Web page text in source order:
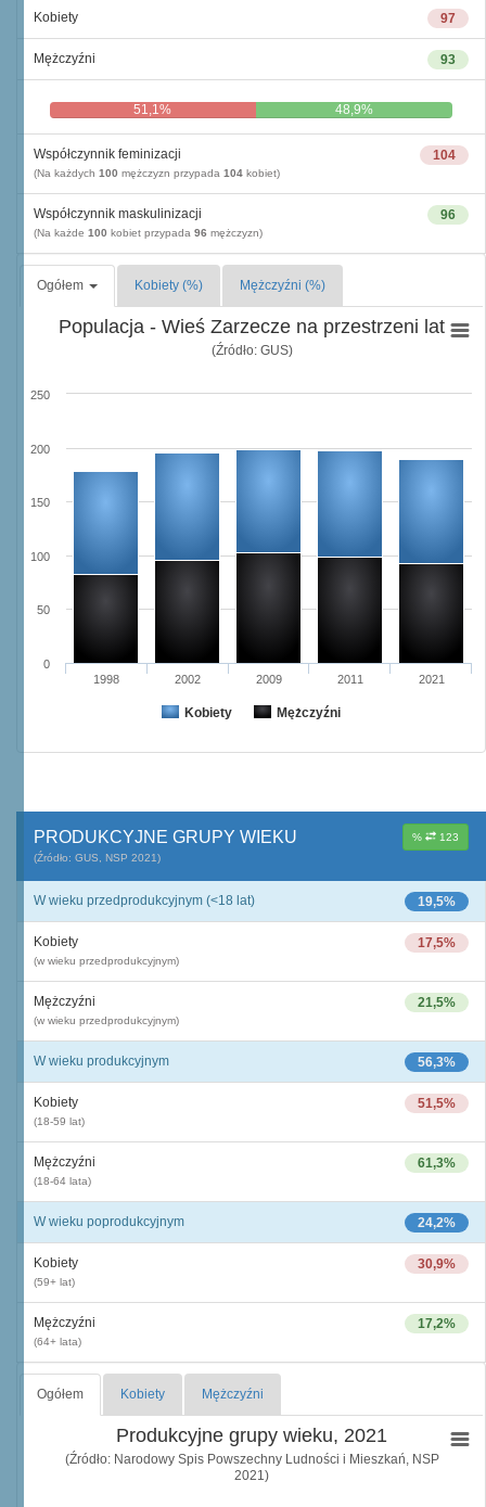
97
Kobiety
93
Mężczyźni
51,1% 48,9%
104
Współczynnik feminizacji
(Na każdych 100 mężczyzn przypada 104 kobiet)
96
Współczynnik maskulinizacji
(Na każde 100 kobiet przypada 96 mężczyzn)
Ogółem Kobiety (%) Mężczyźni (%)
Populacja - Wieś Zarzecze na przestrzeni lat
(Źródło: GUS)
Kobiety Mężczyźni
1998 2002 2009 2011 2021
0
50
100
150
200
250
% 123
PRODUKCYJNE GRUPY WIEKU
(Źródło: GUS, NSP 2021)
19,5%
W wieku przedprodukcyjnym (<18 lat)
17,5%
Kobiety
(w wieku przedprodukcyjnym)
21,5%
Mężczyźni
(w wieku przedprodukcyjnym)
56,3%
W wieku produkcyjnym
51,5%
Kobiety
(18-59 lat)
61,3%
Mężczyźni
(18-64 lata)
24,2%
W wieku poprodukcyjnym
30,9%
Kobiety
(59+ lat)
17,2%
Mężczyźni
(64+ lata)
Ogółem Kobiety Mężczyźni
Produkcyjne grupy wieku, 2021
(Źródło: Narodowy Spis Powszechny Ludności i Mieszkań, NSP
2021)